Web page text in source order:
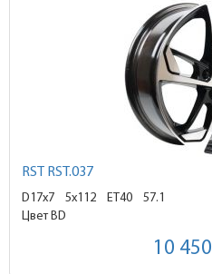
RST RST.037
D17x7 5x112 ET40
57.1
Цвет BD
10 450